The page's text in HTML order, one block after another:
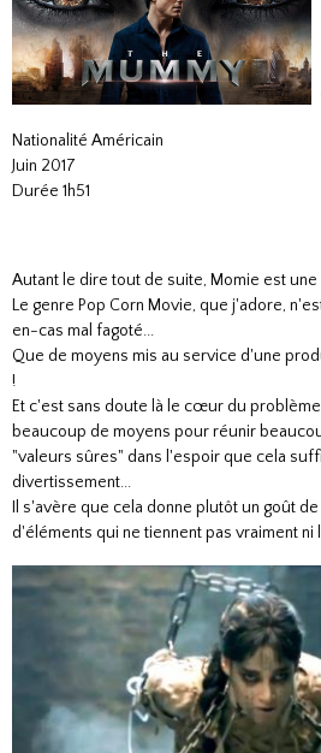
Nationalité Américain
Juin 2017
Durée 1h51
Autant le dire tout de suite, Momie est
Le genre Pop Corn Movie, que j'adore,
en-cas mal fagoté...
Que de moyens mis au service d'une
!
Et c'est sans doute là le cœur du
beaucoup de moyens pour réunir
"valeurs sûres" dans l'espoir que cela
divertissement...
Il s'avère que cela donne plutôt un goût
d'éléments qui ne tiennent pas vraiment ni